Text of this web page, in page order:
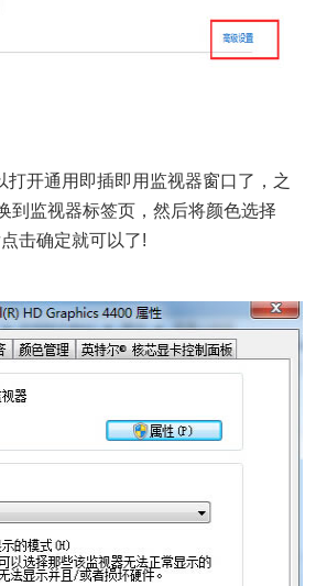
开通用即插即用监视器窗口了，之
到监视器标签页，然后将颜色选择
击确定就可以了!